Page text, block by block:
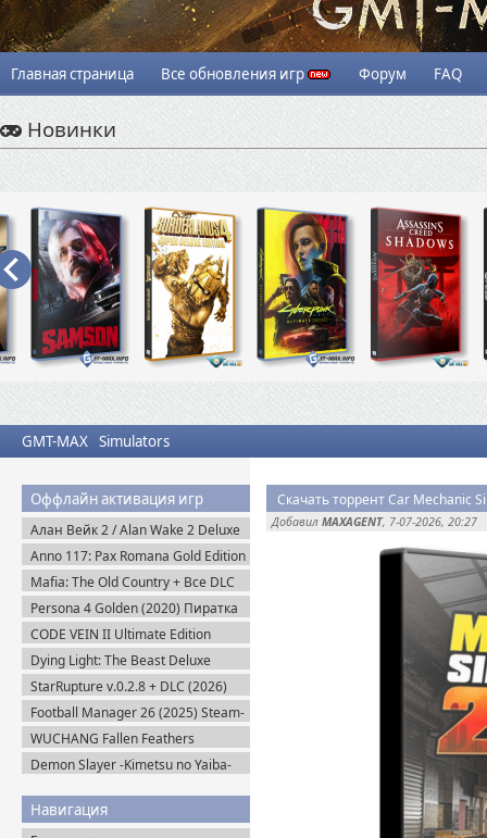
Главная страница Все обновления игр Форум FAQ
Новинки
GMT-MAX Simulators
Оффлайн активация игр
Алан Вейк 2 / Alan Wake 2 Deluxe
Edition v.1.2.8 + DLC (2023)
Пиратка
Anno 117: Pax Romana Gold Edition
(2025) Uplay-Rip
Mafia: The Old Country + Все DLC
(2025) Пиратка
Persona 4 Golden (2020) Пиратка
CODE VEIN II Ultimate Edition
(2026) Steam-Rip
Dying Light: The Beast Deluxe
Edition v.1.6.4 + Все DLC (2025)
Пиратка
StarRupture v.0.2.8 + DLC (2026)
Пиратка
Football Manager 26 (2025) Steam-
Rip
WUCHANG Fallen Feathers
v.179951 + Все DLC (2025)
Пиратка
Demon Slayer -Kimetsu no Yaiba-
Навигация
Скачать торрент Car Mechanic
Добавил MAXAGENT, 7-07-2026, 20:27